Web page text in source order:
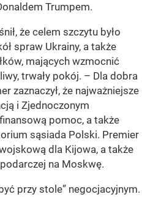
Trumpem.
że celem szczytu było
spraw Ukrainy, a także
mających wzmocnić
trwały pokój. – Dla dobra
zaznaczył, że najważniejsze
i Zjednoczonym
pomoc, a także
sąsiada Polski. Premier
dla Kijowa, a także
na Moskwę.
przy stole” negocjacyjnym.